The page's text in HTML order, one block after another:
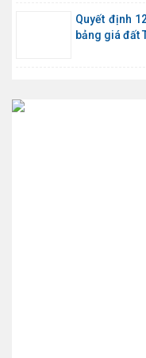
Quyết định
bảng giá đất